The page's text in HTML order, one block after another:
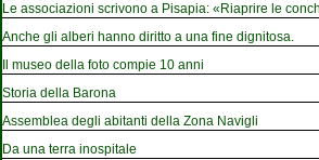
Le associazioni scrivono a Pisapia: «Riaprire le
Anche gli alberi hanno diritto a una fine dignitosa.
Il museo della foto compie 10 anni
Storia della Barona
Assemblea degli abitanti della Zona Navigli
Da una terra inospitale